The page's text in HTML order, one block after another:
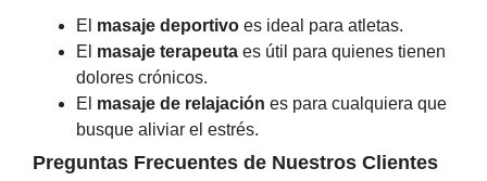
El masaje deportivo es ideal para atletas.
El masaje terapeuta es útil para quienes tienen
dolores crónicos.
El masaje de relajación es para cualquiera que
busque aliviar el estrés.
Preguntas Frecuentes de Nuestros Clientes